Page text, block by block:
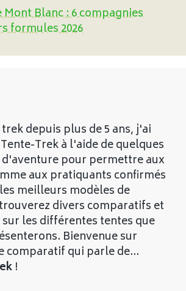
Blanc : 6 compagnies
formules 2026
depuis plus de 5 ans, j'ai
Trek à l'aide de quelques
pour permettre aux
aux pratiquants confirmés
meilleurs modèles de
divers comparatifs et
les différentes tentes que
Bienvenue sur
comparatif qui parle de...
!